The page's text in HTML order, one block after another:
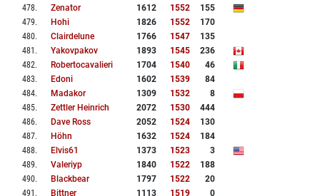
478. Zenator 1612 1552
155
479. Hohi 1826 1552
170
480. Clairdelune 1766 1547
135
481 . Yakovpakov 1893 1545
236
482. Robertocavalieri 1704 1540
46
483. Edoni 1602 1539
84
484. Madakor 1309 1532
8
485. Zettler Heinrich 2072 1530
444
486. Dave Ross 2052 1524
130
487. Höhn 1632 1524
184
488. Elvis61 1373 1523
3
489. Valeriyp 1840 1522
188
490. Blackbear 1797 1522
20
491 . Bittner 1113 1519
0